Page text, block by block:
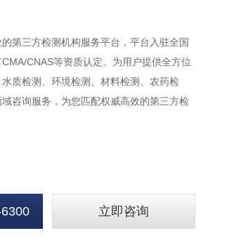
第三方检测机构服务平台，平台入驻全国
CNAS等资质认定。为用户提供全方位
质检测、环境检测、材料检测、农药检
咨询服务，为您匹配权威高效的第三方检
立即咨询